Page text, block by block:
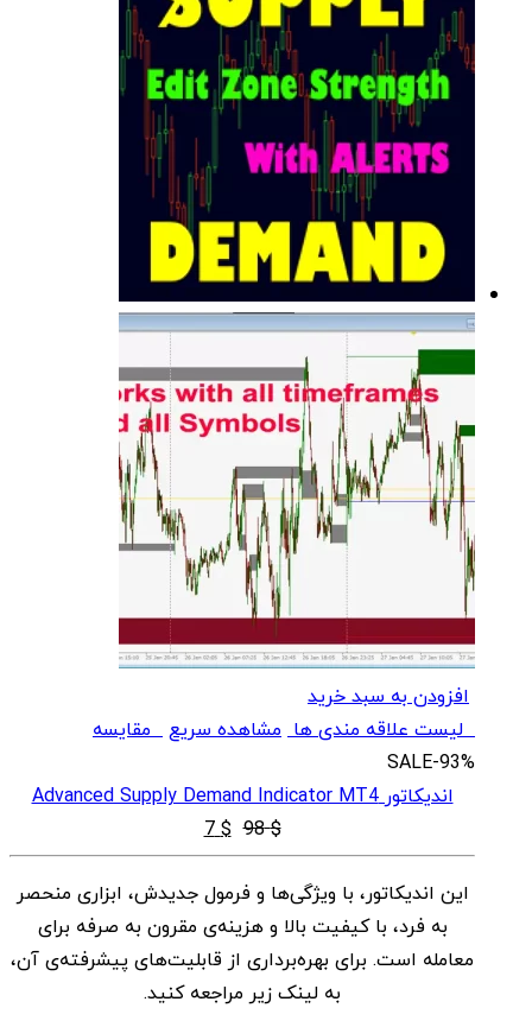
افزودن به سبد خرید
لیست علاقه مندی ها مشاهده سریعمقایسه
SALE-93%
اندیکاتور Advanced Supply Demand Indicator MT4
$
98
قیمت
اصلی
$ 98
بود.
$
7 قیمت
فعلی
$ 7
است.
این اندیکاتور، با ویژگی‌ها و فرمول جدیدش، ابزاری منحصر
به فرد، با کیفیت بالا و هزینه‌ی مقرون به صرفه برای
معامله است. برای بهره‌برداری از قابلیت‌های پیشرفته‌ی آن،
به لینک زیر مراجعه کنید.